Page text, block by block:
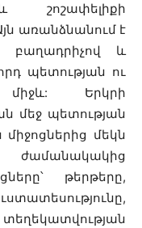
առանձնանում է
բաղադրիչով և
պետության ու
Երկրի
մեջ պետության
մեկն
ժամանակակից
թերթերը,
տեղեկատվության